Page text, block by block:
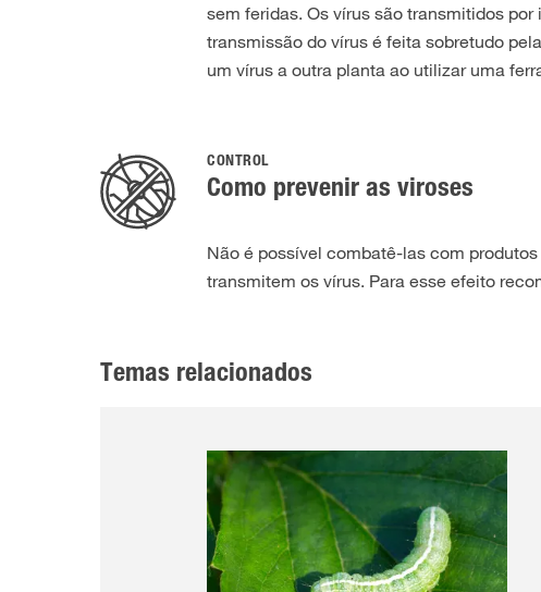
sem feridas. Os vírus são transmitidos
transmissão do vírus é feita sobretudo
um vírus a outra planta ao utilizar uma
CONTROL
Como prevenir as viroses
Não é possível combatê-las com
transmitem os vírus. Para esse efeito
Temas relacionados